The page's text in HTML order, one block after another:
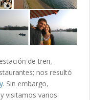
de tren,
nos resultó
. Sin embargo,
visitamos varios